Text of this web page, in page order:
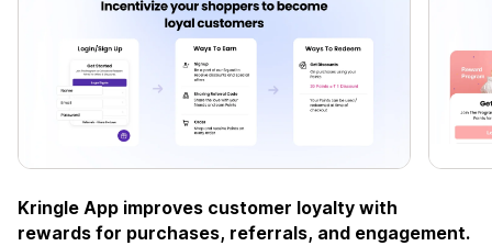
Kringle App improves customer loyalty with
rewards for purchases, referrals, and engagement.